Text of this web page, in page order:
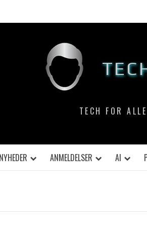
TECH FOR ALLE
NYHEDER ANMELDELSER AI